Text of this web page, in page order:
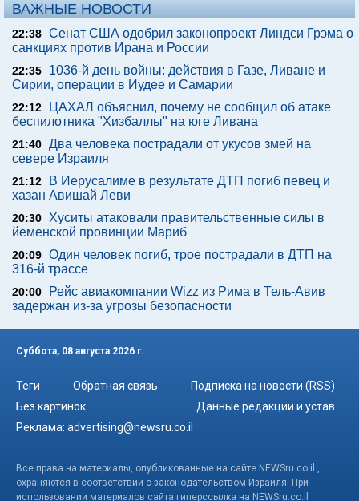
ВАЖНЫЕ НОВОСТИ
22:38 Сенат США одобрил законопроект Линдси Грэма о
санкциях против Ирана и России
22:35
1036-й день войны: действия в Газе, Ливане и
Сирии, операции в Иудее и Самарии
22:12
ЦАХАЛ объяснил, почему не сообщил об атаке
беспилотника "Хизбаллы" на юге Ливана
21:40 Два человека пострадали от укусов змей на
севере Израиля
21:12
В Иерусалиме в результате ДТП погиб певец и
хазан Авишай Леви
20:30 Хуситы атаковали правительственные силы в
йеменской провинции Мариб
20:09 Один человек погиб, трое пострадали в ДТП на
316-й трассе
20:00
Рейс авиакомпании Wizz из Рима в Тель-Авив
задержан из-за угрозы безопасности
Суббота, 08 августа 2026 г.
Теги Обратная связь
Подписка на новости (RSS)
Без картинок
Данные редакции и устав
Реклама: advertising@newsru.co.il
Все права на материалы, опубликованные на сайте NEWSru.co.il ,
охраняются в соответствии с законодательством Израиля. При
использовании материалов сайта гиперссылка на NEWSru.co.il